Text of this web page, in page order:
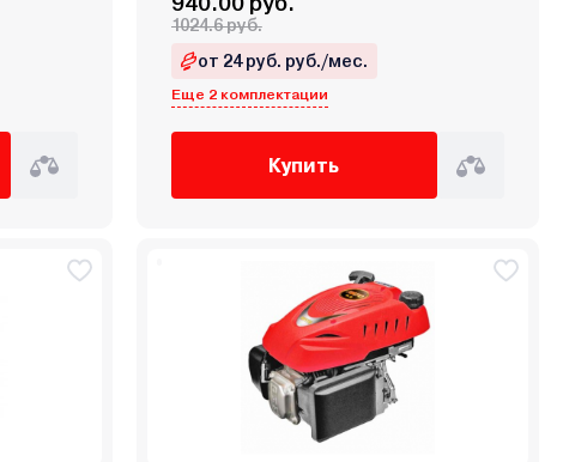
1024.6 руб.
от 24 руб. руб./мес.
Еще 2 комплектации
Купить